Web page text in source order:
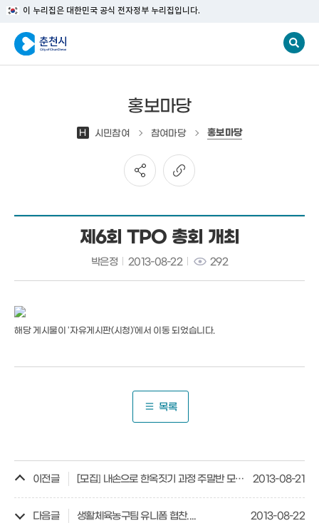
이 누리집은 대한민국 공식 전자정부 누리집입니다.
홍보마당
H 시민참여 참여마당 홍보마당
제6회 TPO 총회 개최
박은정 2013-08-22 292
해당 게시물이 '자유게시판(시청)'에서 이동 되었습니다.
목록
이전글 [모집] 내손으로 한옥짓기 과정 주말반 모집합니다. 2013-08-21
다음글 생활체육농구팀 유니폼 협찬.... 2013-08-22